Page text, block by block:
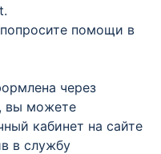
помощи в
через
вы можете
кабинет на сайте
в службу